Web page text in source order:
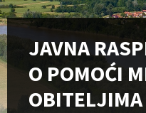
JAVNA
O POMOĆI
OBITELJIMA